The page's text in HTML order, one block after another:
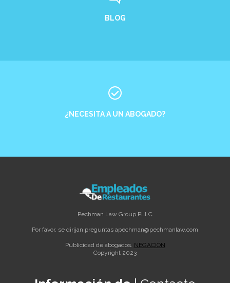
BLOG
¿NECESITA A UN ABOGADO?
Pechman Law Group PLLC
Por favor, se dirijan preguntas apechman@pechmanlaw.com
Publicidad de abogados. NEGACIÓN
Copyright 2023